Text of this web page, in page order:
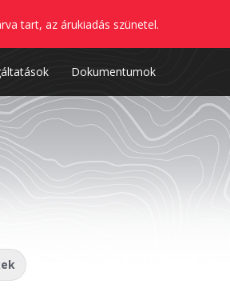
tart, az árukiadás szünetel.
Dokumentumok